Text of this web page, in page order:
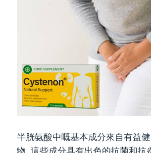
半胱氨酸中嘅基本成分來自有益
物. 這些成分具有出色的抗菌和抗